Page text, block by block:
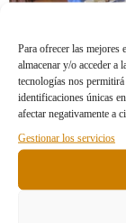
Para ofrecer las mejores
almacenar y/o acceder a
tecnologías nos
identificaciones únicas
afectar negativamente a
Gestionar los servicios